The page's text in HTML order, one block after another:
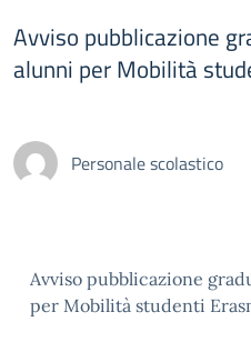
Avviso pubblicazione
alunni per Mobilità
Personale scolastico
Avviso pubblicazione
per Mobilità studenti